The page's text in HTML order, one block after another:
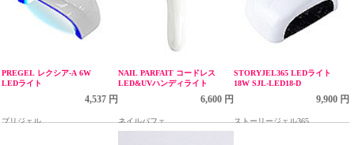
PREGEL レクシア-A 6W
LEDライト
4,537 円
プリジェル
NAIL PARFAIT コードレス
LED&UVハンディライト
6,600 円
ネイルパフェ
STORYJEL365 LEDライト
18W SJL-LED18-D
9,900 円
ストーリージェル365